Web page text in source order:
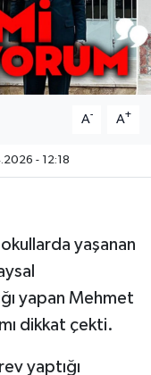
A- A+
- 12:18
yaşanan
yapan Mehmet
dikkat çekti.
yaptığı